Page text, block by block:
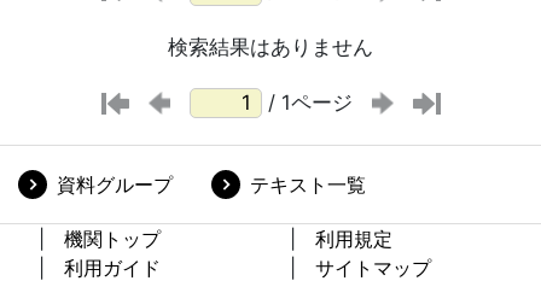
検索結果はありません
/ 1ページ
資料グループ テキスト一覧
機関トップ
利用規定
利用ガイド
サイトマップ